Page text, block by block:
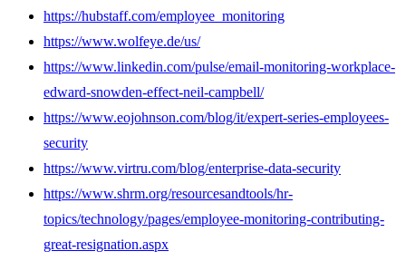
https://hubstaff.com/employee_monitoring
https://www.wolfeye.de/us/
https://www.linkedin.com/pulse/email-monitoring-workplace-
edward-snowden-effect-neil-campbell/
https://www.eojohnson.com/blog/it/expert-series-employees-
security
https://www.virtru.com/blog/enterprise-data-security
https://www.shrm.org/resourcesandtools/hr-
topics/technology/pages/employee-monitoring-contributing-
great-resignation.aspx